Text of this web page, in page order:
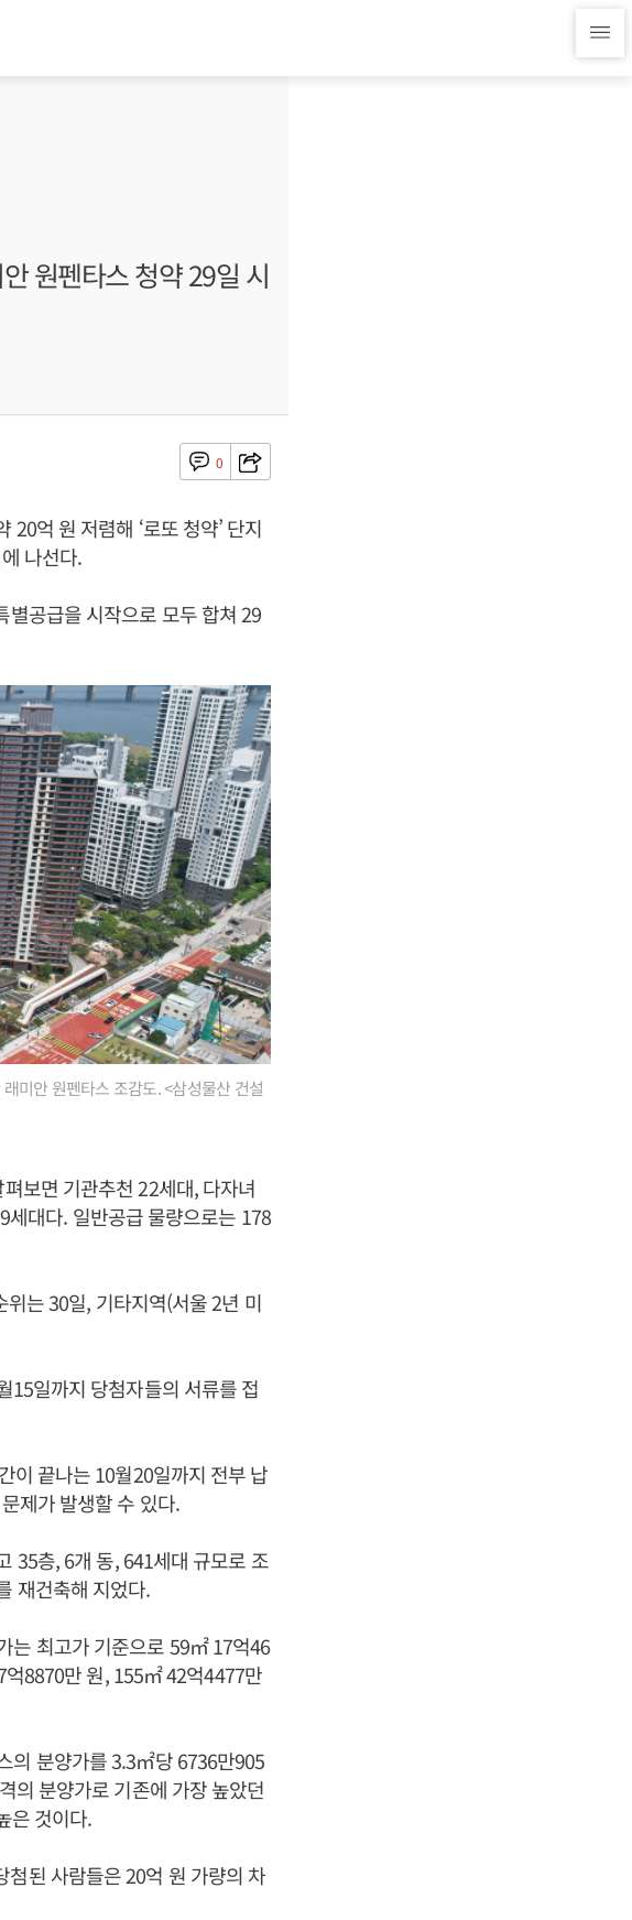
원펜타스 청약 29일 시
0
억 원 저렴해 ‘로또 청약’ 단지
나선다.
공급을 시작으로 모두 합쳐 29
미안 원펜타스 조감도. <삼성물산 건설
보면 기관추천 22세대, 다자녀
대다. 일반공급 물량으로는 178
는 30일, 기타지역(서울 2년 미
15일까지 당첨자들의 서류를 접
이 끝나는 10월20일까지 전부 납
제가 발생할 수 있다.
35층, 6개 동, 641세대 규모로 조
재건축해 지었다.
는 최고가 기준으로 59㎡ 17억46
8870만 원, 155㎡ 42억4477만
의 분양가를 3.3㎡당 6736만905
의 분양가로 기존에 가장 높았던
은 것이다.
된 사람들은 20억 원 가량의 차